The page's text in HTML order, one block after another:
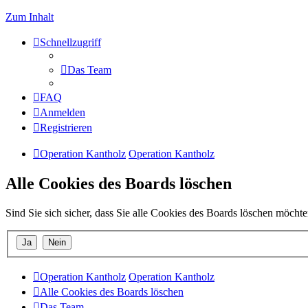
Zum Inhalt
Schnellzugriff
Das Team
FAQ
Anmelden
Registrieren
Operation Kantholz Operation Kantholz
Alle Cookies des Boards löschen
Sind Sie sich sicher, dass Sie alle Cookies des Boards löschen
Operation Kantholz Operation Kantholz
Alle Cookies des Boards löschen